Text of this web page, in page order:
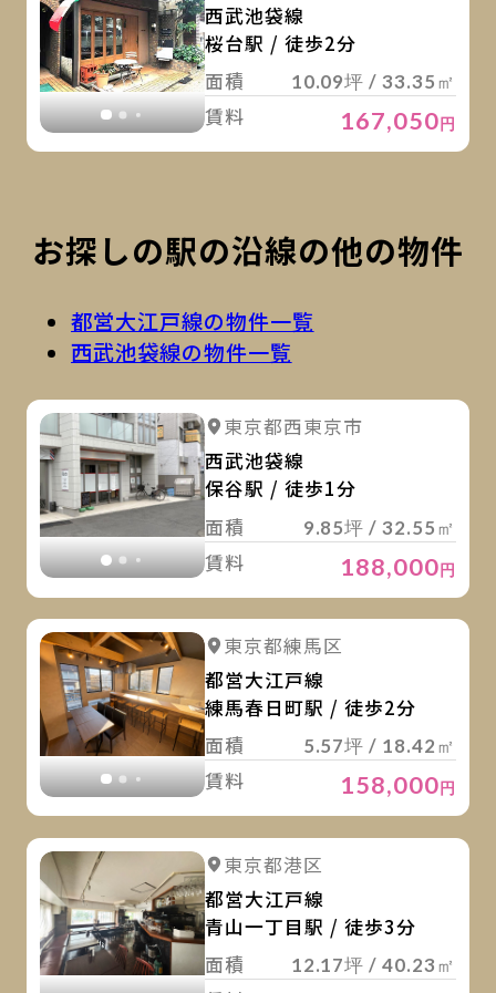
西武池袋線
桜台駅 / 徒歩2分
面積
10.09坪 / 33.35㎡
賃料 167,050円
お探しの駅の沿線の他の物件
都営大江戸線の物件一覧
西武池袋線の物件一覧
詳細を見る
東京都西東京市
西武池袋線
保谷駅 / 徒歩1分
面積
9.85坪 / 32.55㎡
賃料 188,000円
詳細を見る
東京都練馬区
都営大江戸線
練馬春日町駅 / 徒歩2分
面積
5.57坪 / 18.42㎡
賃料 158,000円
詳細を見る
東京都港区
都営大江戸線
青山一丁目駅 / 徒歩3分
面積
12.17坪 / 40.23㎡